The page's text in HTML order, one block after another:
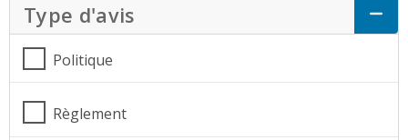
Type d'avis Click to Expand Accordion
Politique
Règlement